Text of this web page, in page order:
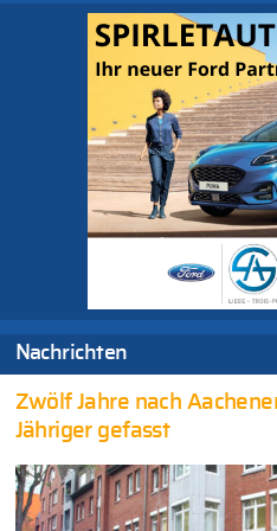
Nachrichten
Zwölf Jahre nach
Jähriger gefasst